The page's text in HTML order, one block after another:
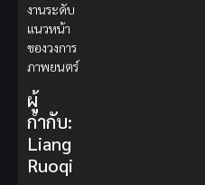
งานระดับ
แนวหน้า
ของวงการ
ภาพยนตร์
ผู้
กำกับ:
Liang
Ruoqi